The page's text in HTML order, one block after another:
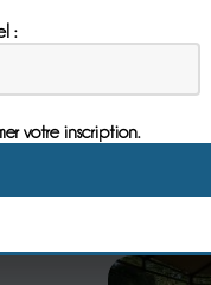
:
votre inscription.